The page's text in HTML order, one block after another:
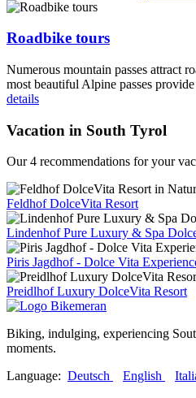
Roadbike tours
Numerous mountain passes attract
most beautiful Alpine passes
details
Vacation in South Tyrol
Our 4 recommendations for your
Feldhof DolceVita Resort
Lindenhof Pure Luxury & Spa
Piris Jagdhof - Dolce Vita
Preidlhof Luxury DolceVita Resort
Biking, indulging, experiencing
moments.
Language: Deutsch English